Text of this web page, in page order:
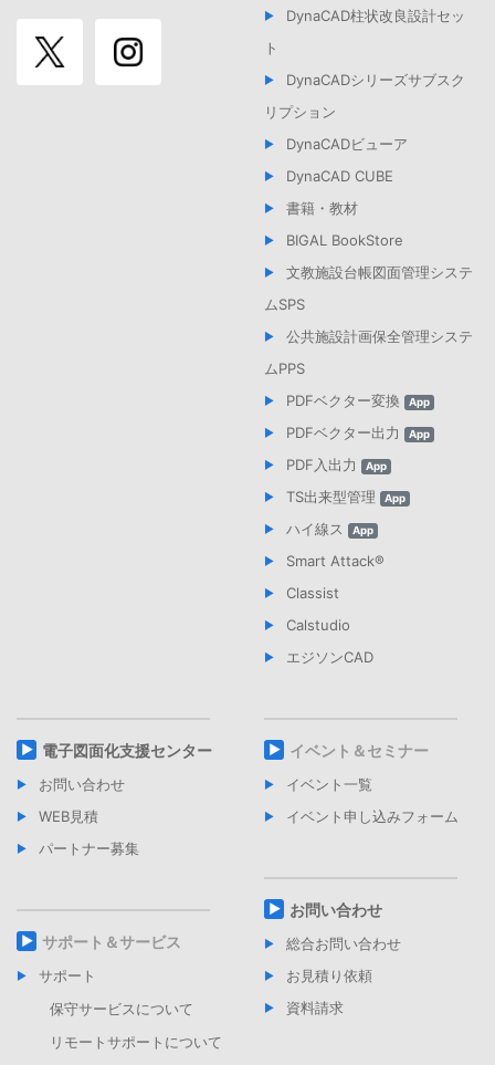
DynaCAD柱状改良設計セッ
ト
DynaCADシリーズサブスク
リプション
DynaCADビューア
DynaCAD CUBE
書籍・教材
BIGAL BookStore
文教施設台帳図面管理システ
ムSPS
公共施設計画保全管理システ
ムPPS
PDFベクター変換
App
PDFベクター出力 App
PDF入出力 App
TS出来型管理 App
ハイ線ス App
Smart Attack®︎
Classist
Calstudio
エジソンCAD
電子図面化支援センター
お問い合わせ
WEB見積
パートナー募集
サポート＆サービス
サポート
保守サービスについて
リモートサポートについて
イベント＆セミナー
イベント一覧
イベント申し込みフォーム
お問い合わせ
総合お問い合わせ
お見積り依頼
資料請求